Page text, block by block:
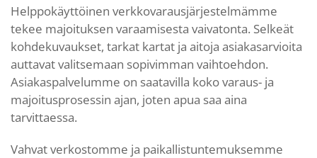
Helppokäyttöinen verkkovarausjärjestelmämme
tekee majoituksen varaamisesta vaivatonta. Selkeät
kohdekuvaukset, tarkat kartat ja aitoja asiakasarvioita
auttavat valitsemaan sopivimman vaihtoehdon.
Asiakaspalvelumme on saatavilla koko varaus- ja
majoitusprosessin ajan, joten apua saa aina
tarvittaessa.
Vahvat verkostomme ja paikallistuntemuksemme